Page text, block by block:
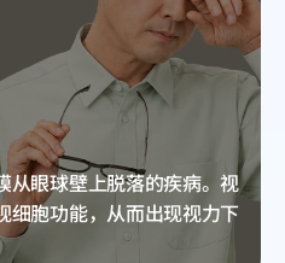
从眼球壁上脱落的疾病。视
细胞功能，从而出现视力下